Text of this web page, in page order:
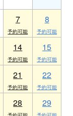
7 8
14 15
21 22
28 29